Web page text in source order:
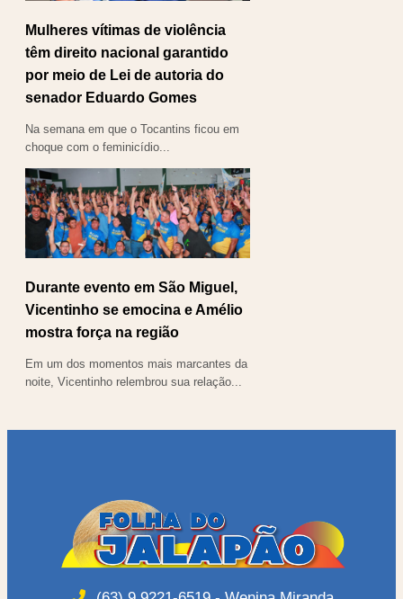
Mulheres vítimas de violência
têm direito nacional garantido
por meio de Lei de autoria do
senador Eduardo Gomes
Na semana em que o Tocantins ficou em
choque com o feminicídio...
Durante evento em São Miguel,
Vicentinho se emocina e Amélio
mostra força na região
Em um dos momentos mais marcantes da
noite, Vicentinho relembrou sua relação...